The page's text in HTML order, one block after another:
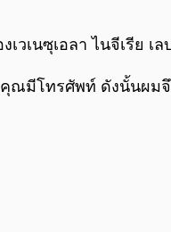
วเนซุเอลา ไนจีเรีย
มีโทรศัพท์ ดังนั้นผม